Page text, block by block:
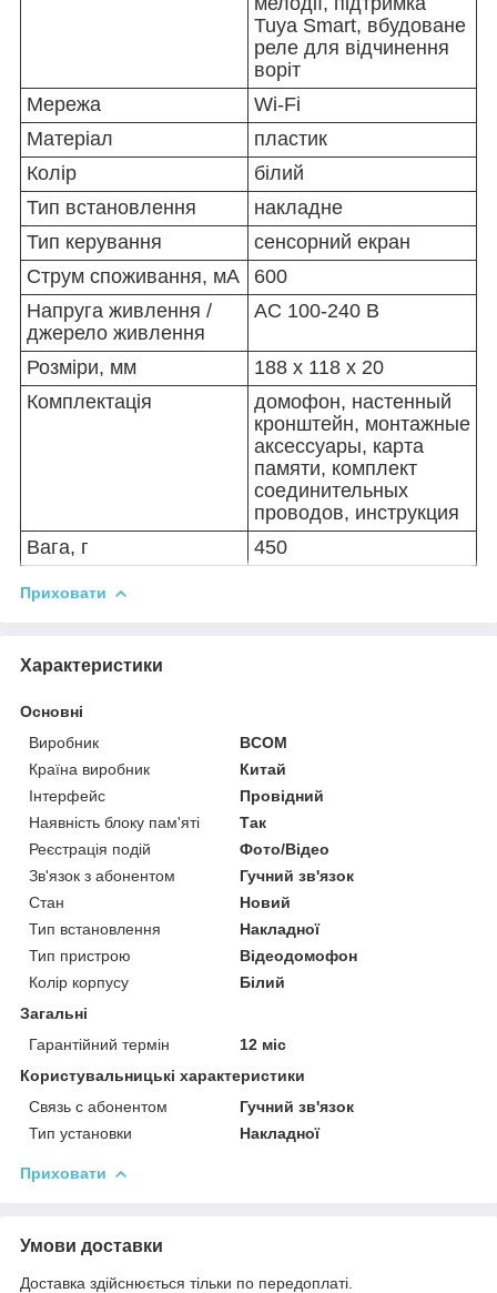
Tuya Smart, вбудоване
реле для відчинення
воріт
Мережа
Wi-Fi
Матеріал
пластик
Колір
білий
Тип встановлення
накладне
Тип керування
сенсорний екран
Струм споживання, мА
600
Напруга живлення /
джерело живлення
AC 100-240 В
Розміри, мм
188 х 118 х 20
Комплектація
домофон, настенный
кронштейн, монтажные
аксессуары, карта
памяти, комплект
соединительных
проводов, инструкция
Вага, г
450
Приховати
Характеристики
Основні
Виробник
BCOM
Країна виробник
Китай
Інтерфейс
Провідний
Наявність блоку пам'яті
Так
Реєстрація подій
Фото/Відео
Зв'язок з абонентом
Гучний зв'язок
Стан
Новий
Тип встановлення
Накладної
Тип пристрою
Відеодомофон
Колір корпусу
Білий
Загальні
Гарантійний термін
12 міс
Користувальницькі характеристики
Связь с абонентом
Гучний зв'язок
Тип установки
Накладної
Приховати
Умови доставки
Доставка здійснюється тільки по передоплаті.